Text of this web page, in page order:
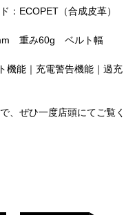
：ECOPET（合成皮革）
重み60g ベルト幅
機能｜充電警告機能｜過充
、ぜひ一度店頭にてご覧く